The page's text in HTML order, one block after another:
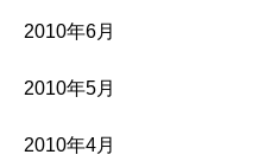
2010年6月
2010年5月
2010年4月